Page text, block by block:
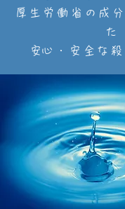
厚生労働省の成
た
安心・安全な